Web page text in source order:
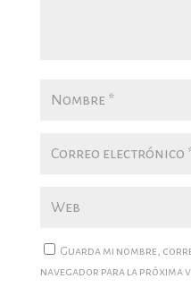
Guarda mi nombre,
navegador para la próxima